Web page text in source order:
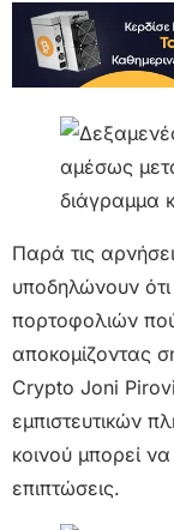
Παρά τις
υποδηλώνουν
πορτοφολιών
αποκομίζοντας
Crypto Joni
εμπιστευτικών
κοινού μπορεί
επιπτώσεις.